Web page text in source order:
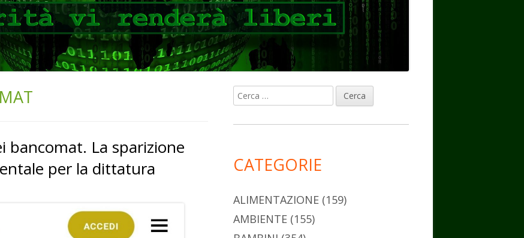
bancomat. La sparizione
per la dittatura
Barra
laterale
Ricerca
per:
CATEGORIE
ALIMENTAZIONE (159)
AMBIENTE (155)